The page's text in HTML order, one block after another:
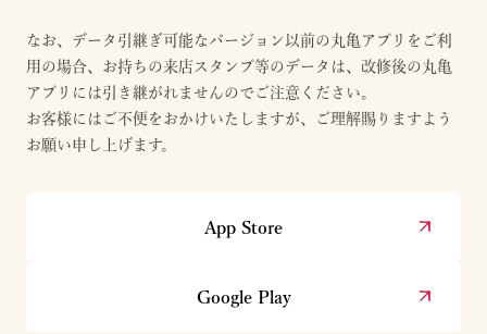
なお、データ引継ぎ可能なバージョン以前の丸亀アプリをご利
用の場合、お持ちの来店スタンプ等のデータは、改修後の丸亀
アプリには引き継がれませんのでご注意ください。
お客様にはご不便をおかけいたしますが、ご理解賜りますよう
お願い申し上げます。
App Store
Google Play